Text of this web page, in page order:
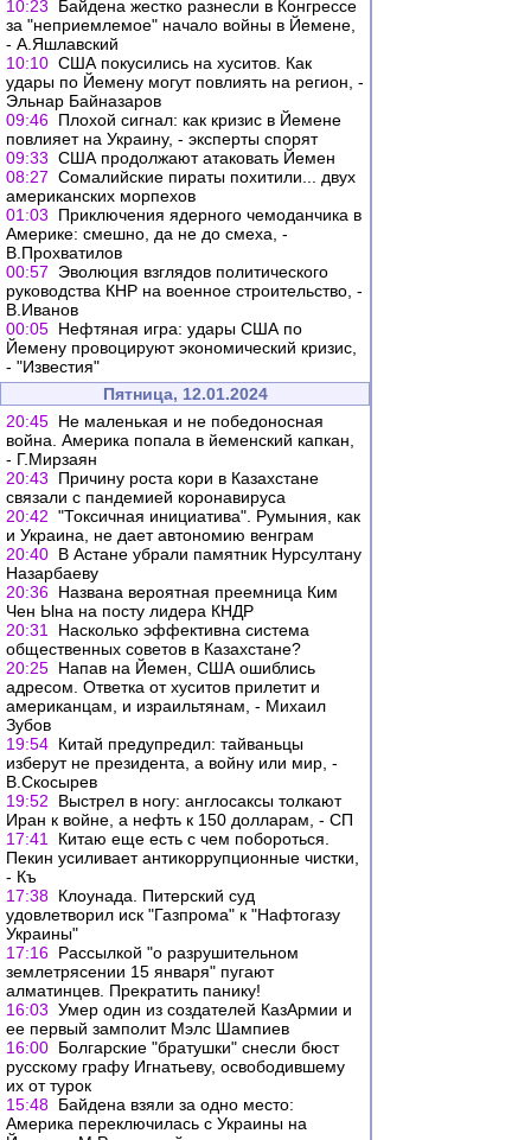
10:23
Байдена жестко разнесли в Конгрессе
за "неприемлемое" начало войны в Йемене,
- А.Яшлавский
10:10 США покусились на хуситов. Как
удары по Йемену могут повлиять на регион, -
Эльнар Байназаров
09:46 Плохой сигнал: как кризис в Йемене
повлияет на Украину, - эксперты спорят
09:33 США продолжают атаковать Йемен
08:27 Сомалийские пираты похитили... двух
американских морпехов
01:03
Приключения ядерного чемоданчика в
Америке: смешно, да не до смеха, -
В.Прохватилов
00:57
Эволюция взглядов политического
руководства КНР на военное строительство, -
В.Иванов
00:05 Нефтяная игра: удары США по
Йемену провоцируют экономический кризис,
- "Известия"
Пятница, 12.01.2024
20:45 Не маленькая и не победоносная
война. Америка попала в йеменский капкан,
- Г.Мирзаян
20:43
Причину роста кори в Казахстане
связали с пандемией коронавируса
20:42 "Токсичная инициатива". Румыния, как
и Украина, не дает автономию венграм
20:40 В Астане убрали памятник Нурсултану
Назарбаеву
20:36 Названа вероятная преемница Ким
Чен Ына на посту лидера КНДР
20:31
Насколько эффективна система
общественных советов в Казахстане?
20:25 Напав на Йемен, США ошиблись
адресом. Ответка от хуситов прилетит и
американцам, и израильтянам, - Михаил
Зубов
19:54 Китай предупредил: тайваньцы
изберут не президента, а войну или мир, -
В.Скосырев
19:52
Выстрел в ногу: англосаксы толкают
Иран к войне, а нефть к 150 долларам, - СП
17:41
Китаю еще есть с чем побороться.
Пекин усиливает антикоррупционные чистки,
- Къ
17:38 Клоунада. Питерский суд
удовлетворил иск "Газпрома" к "Нафтогазу
Украины"
17:16 Рассылкой "о разрушительном
землетрясении 15 января" пугают
алматинцев. Прекратить панику!
16:03 Умер один из создателей КазАрмии и
ее первый замполит Мэлс Шампиев
16:00 Болгарские "братушки" снесли бюст
русскому графу Игнатьеву, освободившему
их от турок
15:48 Байдена взяли за одно место:
Америка переключилась с Украины на